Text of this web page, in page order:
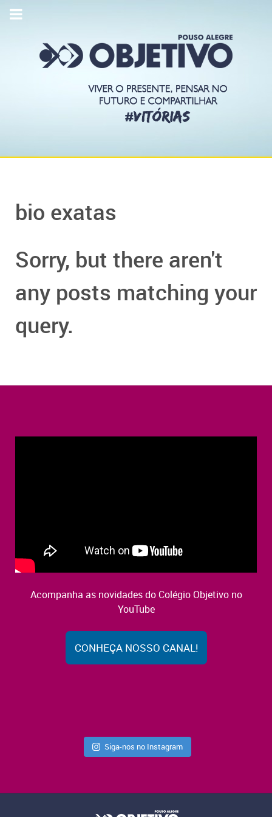
bio exatas
Sorry, but there aren't
any posts matching your
query.
Acompanha as novidades do Colégio Objetivo no
YouTube
CONHEÇA NOSSO CANAL!
Siga-nos no Instagram